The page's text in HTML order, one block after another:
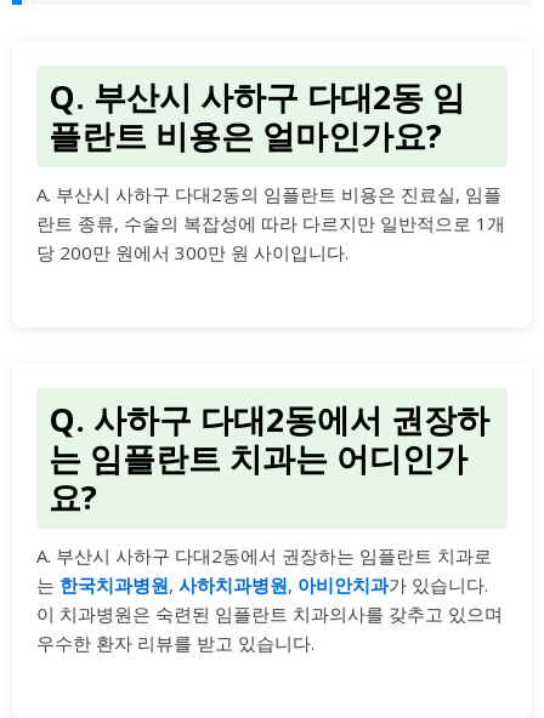
Q. 부산시 사하구 다대2동 임
플란트 비용은 얼마인가요?
A. 부산시 사하구 다대2동의 임플란트 비용은 진료실, 임플
란트 종류, 수술의 복잡성에 따라 다르지만 일반적으로 1개
당 200만 원에서 300만 원 사이입니다.
Q. 사하구 다대2동에서 권장하
는 임플란트 치과는 어디인가
요?
A. 부산시 사하구 다대2동에서 권장하는 임플란트 치과로
는 한국치과병원, 사하치과병원, 아비안치과가 있습니다.
이 치과병원은 숙련된 임플란트 치과의사를 갖추고 있으며
우수한 환자 리뷰를 받고 있습니다.